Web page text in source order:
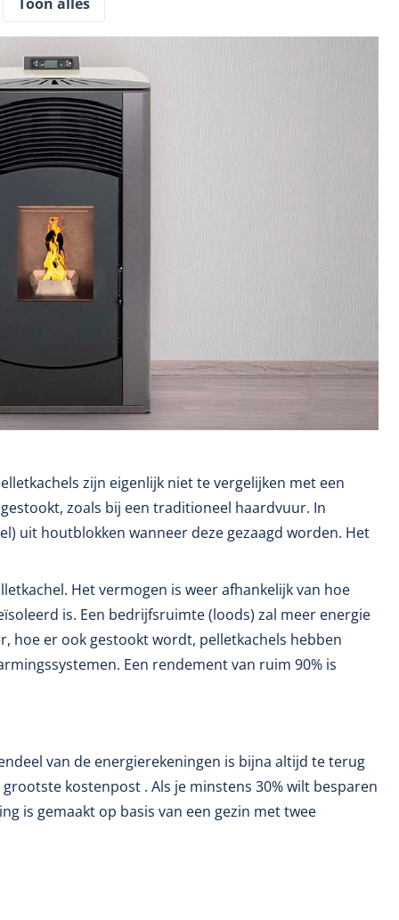
zijn eigenlijk niet te vergelijken met een
zoals bij een traditioneel haardvuur. In
uit houtblokken wanneer deze gezaagd worden. Het
Het vermogen is weer afhankelijk van hoe
is. Een bedrijfsruimte (loods) zal meer energie
hoe er ook gestookt wordt, pelletkachels hebben
Een rendement van ruim 90% is
van de energierekeningen is bijna altijd te terug
kostenpost . Als je minstens 30% wilt besparen
is gemaakt op basis van een gezin met twee